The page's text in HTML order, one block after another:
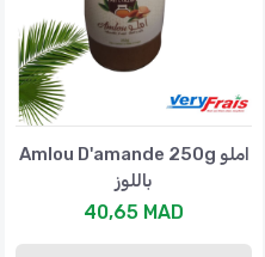
Amlou D'amande 250g املو
باللوز
40,65 MAD